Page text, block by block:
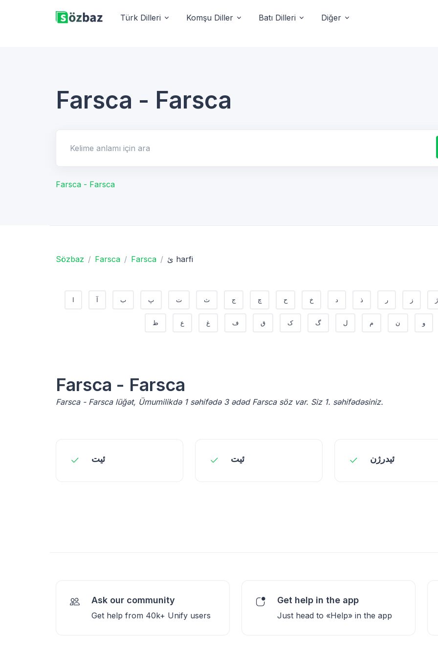
Türk Dilleri Komşu Diller Batı Dilleri Diğer
Farsca - Farsca
Farsca - Farsca
Sözbaz Farsca Farsca ئ harfi
ا آ ب پ ت ث ج چ ح خ د ذ ر ز ژ
ظ ع غ ف ق ک گ ل م ن و
Farsca - Farsca
Farsca - Farsca lüğət, Ümumilikdə 1 səhifədə 3 ədəd Farsca söz var. Siz 1. səhifədəsiniz.
ئیت ئیت ئیدرژن
Ask our community
Get help from 40k+ Unify users
Get help in the app
Just head to «Help» in the app